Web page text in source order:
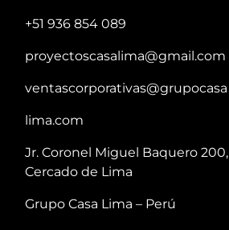
+51 936 854 089
proyectoscasalima@gmail.com
ventascorporativas@grupocasa
lima.com
Jr. Coronel Miguel Baquero 200,
Cercado de Lima
Grupo Casa Lima – Perú